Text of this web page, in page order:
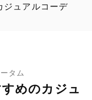
ジュアルコーデ
タム
めのカジュ